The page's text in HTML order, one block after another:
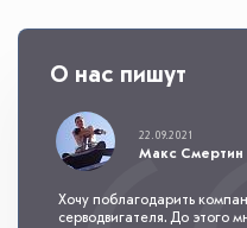
О нас пишут
22.09.2021
Макс Смертин
Хочу поблагодарить
серводвигателя. До этого